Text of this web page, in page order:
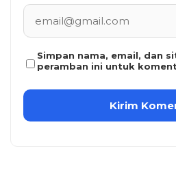
Simpan nama, email, dan
peramban ini untuk